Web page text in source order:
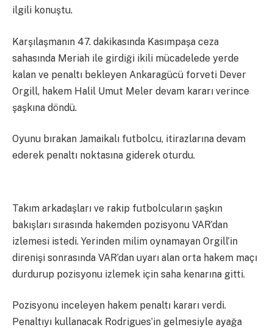
ilgili konuştu.
Karşılaşmanın 47. dakikasında Kasımpaşa ceza
sahasında Meriah ile girdiği ikili mücadelede yerde
kalan ve penaltı bekleyen Ankaragücü forveti Dever
Orgill, hakem Halil Umut Meler devam kararı verince
şaşkına döndü.
Oyunu bırakan Jamaikalı futbolcu, itirazlarına devam
ederek penaltı noktasına giderek oturdu.
Takım arkadaşları ve rakip futbolcuların şaşkın
bakışları sırasında hakemden pozisyonu VAR’dan
izlemesi istedi. Yerinden milim oynamayan Orgill’in
direnişi sonrasında VAR’dan uyarı alan orta hakem maçı
durdurup pozisyonu izlemek için saha kenarına gitti.
Pozisyonu inceleyen hakem penaltı kararı verdi.
Penaltıyı kullanacak Rodrigues’in gelmesiyle ayağa